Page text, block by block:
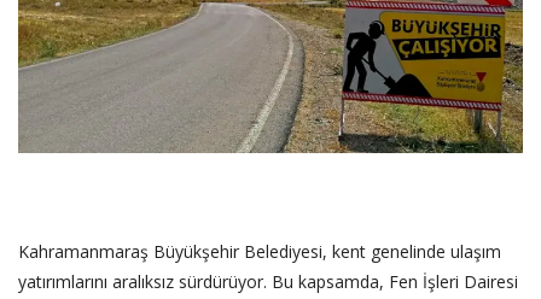
Kahramanmaraş Büyükşehir Belediyesi, kent genelinde ulaşım
yatırımlarını aralıksız sürdürüyor. Bu kapsamda, Fen İşleri Dairesi